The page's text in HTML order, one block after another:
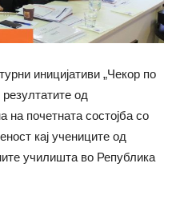
иницијативи „Чекор по
од
на почетната состојба со
кај учениците од
училишта во Република